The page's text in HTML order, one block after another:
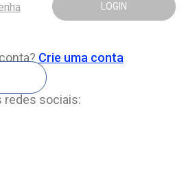
LOGIN
Crie uma conta
redes sociais: